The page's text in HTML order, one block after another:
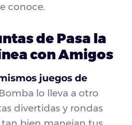
conoce.
de Pasa la
con Amigos
juegos de
lo lleva a otro
divertidas y rondas